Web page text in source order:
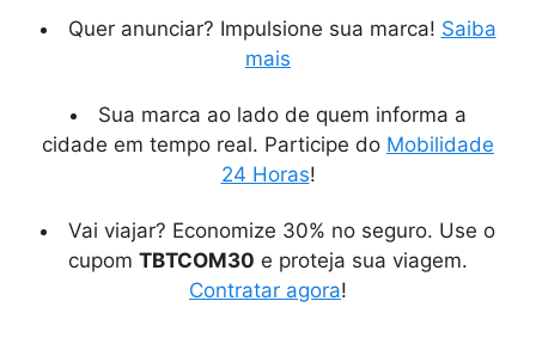
Quer anunciar? Impulsione sua marca! Saiba
mais
Sua marca ao lado de quem informa a
cidade em tempo real. Participe do Mobilidade
24 Horas!
Vai viajar? Economize 30% no seguro. Use o
cupom TBTCOM30 e proteja sua viagem.
Contratar agora!